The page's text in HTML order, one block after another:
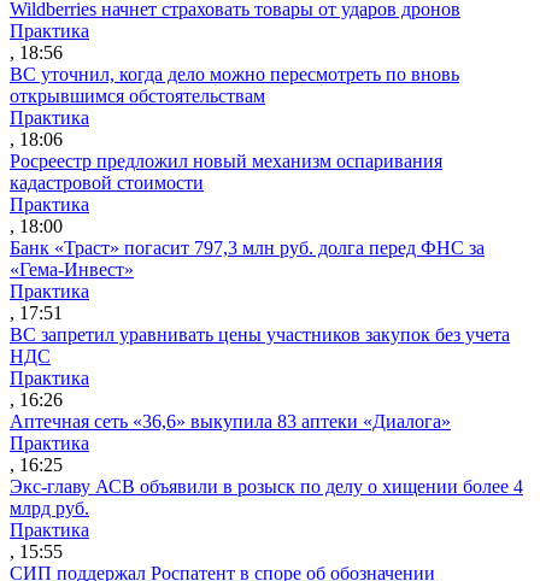
Wildberries начнет страховать товары от ударов дронов
Практика
, 18:56
ВС уточнил, когда дело можно пересмотреть по вновь
открывшимся обстоятельствам
Практика
, 18:06
Росреестр предложил новый механизм оспаривания
кадастровой стоимости
Практика
, 18:00
Банк «Траст» погасит 797,3 млн руб. долга перед ФНС за
«Гема-Инвест»
Практика
, 17:51
ВС запретил уравнивать цены участников закупок без учета
НДС
Практика
, 16:26
Аптечная сеть «36,6» выкупила 83 аптеки «Диалога»
Практика
, 16:25
Экс-главу АСВ объявили в розыск по делу о хищении более 4
млрд руб.
Практика
, 15:55
СИП поддержал Роспатент в споре об обозначении